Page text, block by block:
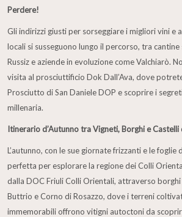
Perdere!
Gli indirizzi giusti per sorseggiare i migliori vini e
locali si susseguono lungo il percorso, tra
Russiz e aziende in evoluzione come Valchiarò.
visita al prosciuttificio Dok Dall’Ava, dove
Prosciutto di San Daniele DOP e scoprire i
millenaria.
Itinerario d’Autunno tra Vigneti, Borghi e
L’autunno, con le sue giornate frizzanti e le foglie
perfetta per esplorare la regione dei Colli
dalla DOC Friuli Colli Orientali, attraverso borghi
Buttrio e Corno di Rosazzo, dove i terreni
immemorabili offrono vitigni autoctoni da